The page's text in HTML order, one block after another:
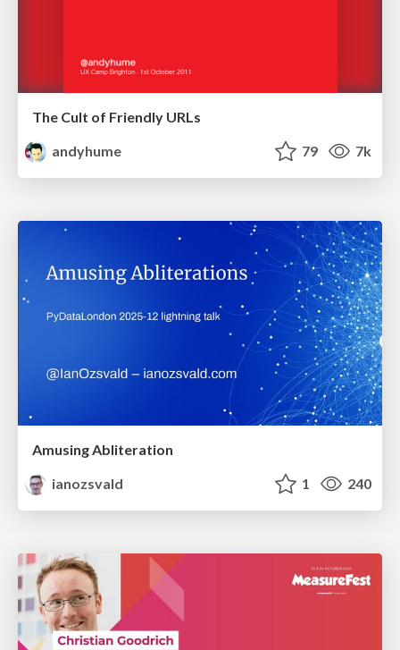
The Cult of Friendly URLs
andyhume
79 7k
Amusing Abliteration
ianozsvald
1 240